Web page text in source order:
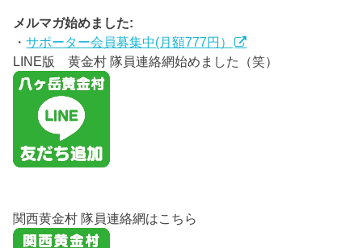
メルマガ始めました:
・サポーター会員募集中(月額777円）
LINE版 黄金村 隊員連絡網始めました（笑）
関西黄金村 隊員連絡網はこちら